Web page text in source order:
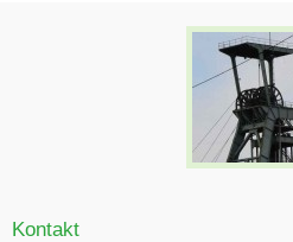
Kontakt